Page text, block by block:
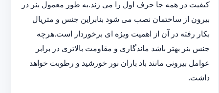
کیفیت در همه جا حرف اول را می زند.به طور معمول بنر در
بیرون از ساختمان نصب می شود بنابراین جنس و متریال
بکار رفته در آن از اهمیت ویژه ای برخوردار است.هرچه
جنس بنر بهتر باشد ماندگاری و مقاومت بالاتری در برابر
عوامل بیرونی مانند باد باران نور خورشید و رطوبت خواهد
داشت.